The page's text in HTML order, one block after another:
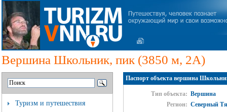
Вершина Школьник, пик (3850 м, 2А)
Туризм и путешествия
Паспорт объекта вершина
Тип объекта: Вершина
Регион: Северный